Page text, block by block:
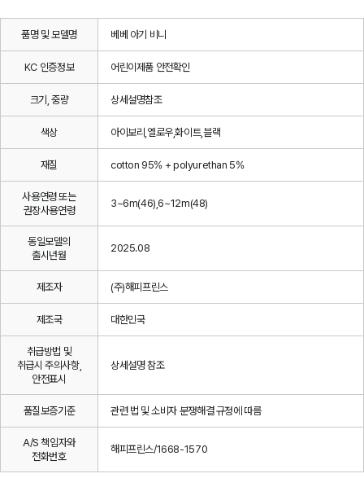
품명 및 모델명 베베 아기 비니
KC 인증정보 어린이제품 안전확인
크기, 중량 상세설명참조
색상 아이보리,옐로우,화이트,블랙
재질 cotton 95% + polyurethan 5%
사용연령 또는
권장사용연령
3~6m(46),6~12m(48)
동일모델의
출시년월
2025.08
제조자 (주)해피프린스
제조국 대한민국
취급방법 및
취급시 주의사항,
안전표시
상세설명 참조
품질보증기준 관련 법 및 소비자 분쟁해결 규정에 따름
A/S 책임자와
전화번호
해피프린스/1668-1570